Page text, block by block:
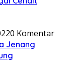
0 Komentar
Jenang